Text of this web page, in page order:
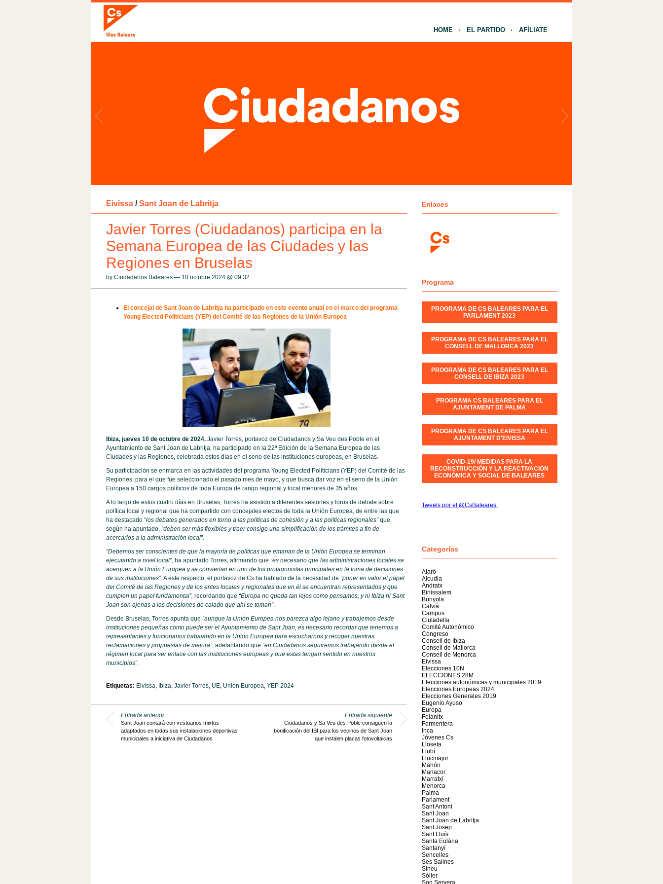
HOME EL PARTIDO AFÍLIATE
Eivissa / Sant Joan de Labritja
Javier Torres (Ciudadanos) participa en la
Semana Europea de las Ciudades y las
Regiones en Bruselas
by Ciudadanos Baleares — 10 octubre 2024 @ 09:32
El concejal de Sant Joan de Labritja ha participado en este evento anual en el marco del programa
Young Elected Politicians (YEP) del Comité de las Regiones de la Unión Europea
Ibiza, jueves 10 de octubre de 2024.Javier Torres, portavoz de Ciudadanos y Sa Veu des Poble en el
Ayuntamiento de Sant Joan de Labritja, ha participado en la 22ª Edición de la Semana Europea de las
Ciudades y las Regiones, celebrada estos días en el seno de las instituciones europeas, en Bruselas.
Su participación se enmarca en las actividades del programa Young Elected Politicians (YEP) del Comité de las
Regiones, para el que fue seleccionado el pasado mes de mayo, y que busca dar voz en el seno de la Unión
Europea a 150 cargos políticos de toda Europa de rango regional y local menores de 35 años.
A lo largo de estos cuatro días en Bruselas, Torres ha asistido a diferentes sesiones y foros de debate sobre
política local y regional que ha compartido con concejales electos de toda la Unión Europea, de entre las que
ha destacado “los debates generados en torno a las políticas de cohesión y a las políticas regionales”que,
según ha apuntado, “deben ser más flexibles y traer consigo una simplificación de los trámites a fin de
acercarlos a la administración local”.
“Debemos ser conscientes de que la mayoría de políticas que emanan de la Unión Europea se terminan
ejecutando a nivel local”, ha apuntado Torres, afirmando que “es necesario que las administraciones locales se
acerquen a la Unión Europea y se conviertan en uno de los protagonistas principales en la toma de decisiones
de sus instituciones”. A este respecto, el portavoz de Cs ha hablado de la necesidad de “poner en valor el papel
del Comité de las Regiones y de los entes locales y regionales que en él se encuentran representados y que
cumplen un papel fundamental”, recordando que “Europa no queda tan lejos como pensamos, y ni Ibiza ni Sant
Joan son ajenas a las decisiones de calado que ahí se toman”.
Desde Bruselas, Torres apunta que “aunque la Unión Europea nos parezca algo lejano y trabajemos desde
instituciones pequeñas como puede ser el Ayuntamiento de Sant Joan, es necesario recordar que tenemos a
representantes y funcionarios trabajando en la Unión Europea para escucharnos y recoger nuestras
reclamaciones y propuestas de mejora”, adelantando que “en Ciudadanos seguiremos trabajando desde el
régimen local para ser enlace con las instituciones europeas y que estas tengan sentido en nuestros
municipios”.
Etiquetas: Eivissa, Ibiza, Javier Torres, UE, Unión Europea, YEP 2024
Entrada anterior
Sant Joan contará con vestuarios mixtos
adaptados en todas sus instalaciones deportivas
municipales a iniciativa de Ciudadanos
Entrada siguiente
Ciudadanos y Sa Veu des Poble consiguen la
bonificación del IBI para los vecinos de Sant Joan
que instalen placas fotovoltaicas
Enlaces
Programa
PROGRAMA DE CS BALEARES PARA EL
PARLAMENT 2023
PROGRAMA DE CS BALEARES PARA EL
CONSELL DE MALLORCA 2023
PROGRAMA DE CS BALEARES PARA EL
CONSELL DE IBIZA 2023
PROGRAMA CS BALEARES PARA EL
AJUNTAMENT DE PALMA
PROGRAMA DE CS BALEARES PARA EL
AJUNTAMENT D'EIVISSA
COVID-19/ MEDIDAS PARA LA
RECONSTRUCCIÓN Y LA REACTIVACIÓN
ECONÓMICA Y SOCIAL DE BALEARES
Tweets por el @CsBaleares.
Categorías
Alaró
Alcudia
Andratx
Binissalem
Bunyola
Calvià
Campos
Ciutadella
Comité Autonómico
Congreso
Consell de Ibiza
Consell de Mallorca
Consell de Menorca
Eivissa
Elecciones 10N
ELECCIONES 28M
Elecciones autonómicas y municipales 2019
Elecciones Europeas 2024
Elecciones Generales 2019
Eugenio Ayuso
Europa
Felanitx
Formentera
Inca
Jóvenes Cs
Lloseta
Llubí
Llucmajor
Mahón
Manacor
Marratxí
Menorca
Palma
Parlament
Sant Antoni
Sant Joan
Sant Joan de Labritja
Sant Josep
Sant Lluís
Santa Eulària
Santanyí
Sencelles
Ses Salines
Sineu
Sóller
Son Servera